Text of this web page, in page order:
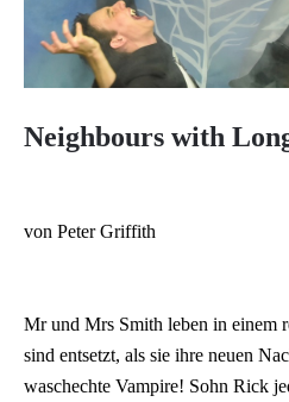
Neighbours with
von Peter Griffith
Mr und Mrs Smith leben in einem
sind entsetzt, als sie ihre neuen
waschechte Vampire! Sohn Rick